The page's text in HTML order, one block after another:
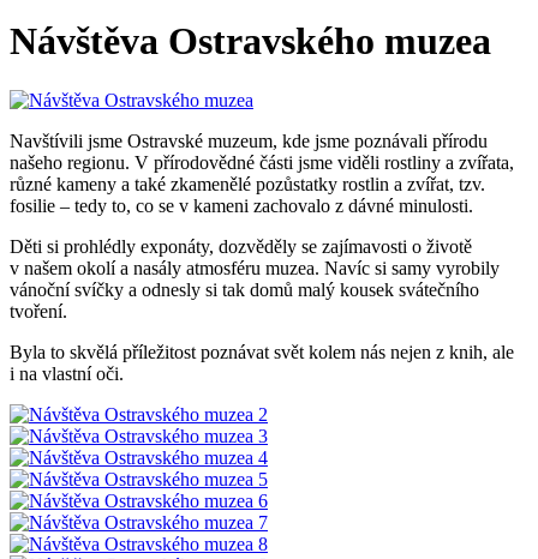
Návštěva Ostravského muzea
Navštívili jsme Ostravské muzeum, kde jsme poznávali přírodu
našeho regionu. V přírodovědné části jsme viděli rostliny a zvířata,
různé kameny a také zkamenělé pozůstatky rostlin a zvířat, tzv.
fosilie – tedy to, co se v kameni zachovalo z dávné minulosti.
Děti si prohlédly exponáty, dozvěděly se zajímavosti o životě
v našem okolí a nasály atmosféru muzea. Navíc si samy vyrobily
vánoční svíčky a odnesly si tak domů malý kousek svátečního
tvoření.
Byla to skvělá příležitost poznávat svět kolem nás nejen z knih, ale
i na vlastní oči.